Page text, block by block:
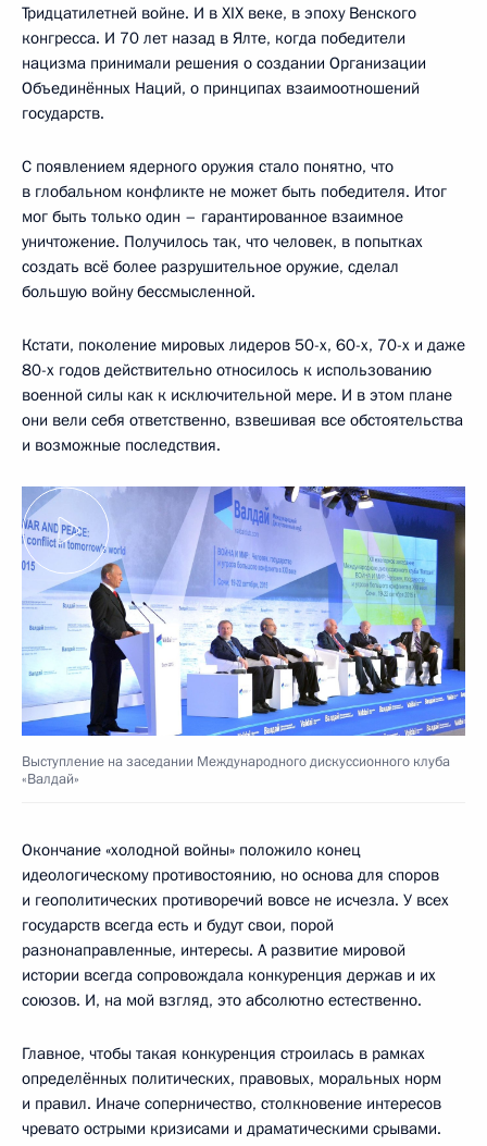
Тридцатилетней войне. И в XIX веке, в эпоху Венского
конгресса. И 70 лет назад в Ялте, когда победители
нацизма принимали решения о создании Организации
Объединённых Наций, о принципах взаимоотношений
государств.
С появлением ядерного оружия стало понятно, что
в глобальном конфликте не может быть победителя. Итог
мог быть только один – гарантированное взаимное
уничтожение. Получилось так, что человек, в попытках
создать всё более разрушительное оружие, сделал
большую войну бессмысленной.
Кстати, поколение мировых лидеров 50-х, 60-х, 70-х и даже
80-х годов действительно относилось к использованию
военной силы как к исключительной мере. И в этом плане
они вели себя ответственно, взвешивая все обстоятельства
и возможные последствия.
Выступление на заседании Международного дискуссионного клуба
«Валдай»
Окончание «холодной войны» положило конец
идеологическому противостоянию, но основа для споров
и геополитических противоречий вовсе не исчезла. У всех
государств всегда есть и будут свои, порой
разнонаправленные, интересы. А развитие мировой
истории всегда сопровождала конкуренция держав и их
союзов. И, на мой взгляд, это абсолютно естественно.
Главное, чтобы такая конкуренция строилась в рамках
определённых политических, правовых, моральных норм
и правил. Иначе соперничество, столкновение интересов
чревато острыми кризисами и драматическими срывами.